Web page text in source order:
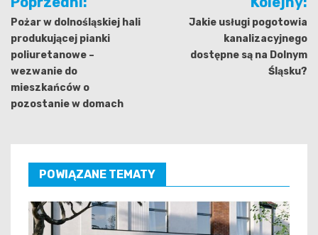
wpisu
Pożar w dolnośląskiej hali
produkującej pianki
poliuretanowe –
wezwanie do
mieszkańców o
pozostanie w domach
Jakie usługi pogotowia
kanalizacyjnego
dostępne są na Dolnym
Śląsku?
POWIĄZANE TEMATY